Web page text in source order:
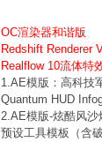
OC渲染器和谐版
Redshift Renderer
Realflow 10流体特
1.AE模版：高科技
Quantum HUD
2.AE模版-炫酷风
预设工具模板（含